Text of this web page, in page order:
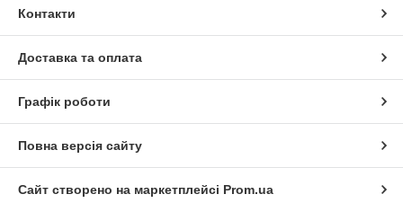
Контакти
Доставка та оплата
Графік роботи
Повна версія сайту
Сайт створено на маркетплейсі Prom.ua